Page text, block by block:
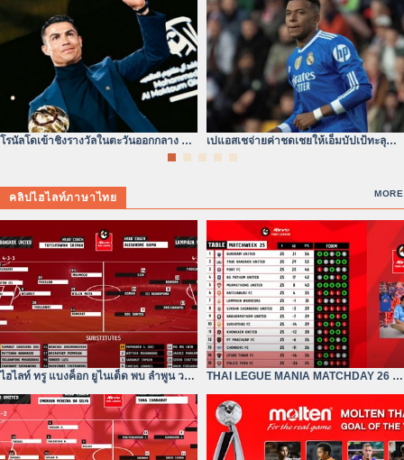
โรนัลโดเข้าชิงรางวัลในตะวันออกกลาง ยุค
เปแอสเชจ่ายค่าชดเชยให้เอ็มบัปเป้ทะลุ
คลิปไฮไลท์ภาษาไทย MORE
ไฮไลท์ ทรู แบงค็อก ยูไนเต็ด พบ ลำพูน วอริ
เออร์| ไฮลักซ์ รีโว่
THAI LEGUE MANIA MATCHDAY 26 |
ทรู แบงค็อก ยังห่างอยู่ 3